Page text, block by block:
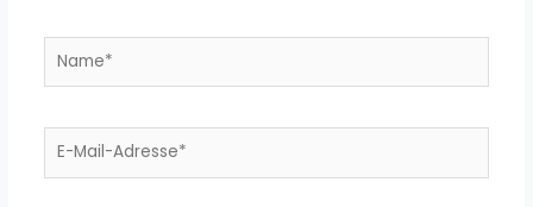
Name*
E-